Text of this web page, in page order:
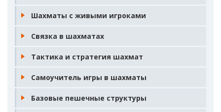
Шахматы с живыми игроками
Связка в шахматах
Тактика и стратегия шахмат
Самоучитель игры в шахматы
Базовые пешечные структуры